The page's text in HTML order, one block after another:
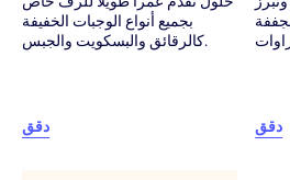
بجميع أنواع الوجبات الخفيفة
كالرقائق والبسكويت والجبس.
دقق دقق